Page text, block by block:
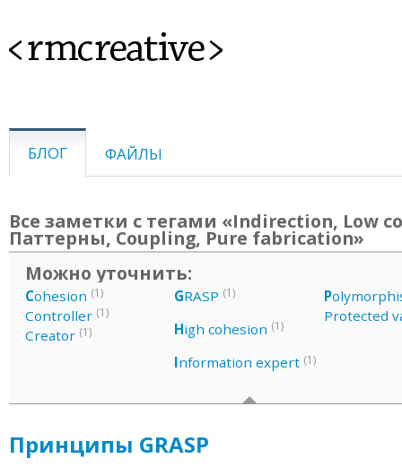
<rmcreative>
БЛОГ ФАЙЛЫ
Все заметки с тегами «Indirection, Low
Паттерны, Coupling, Pure fabrication»
Можно уточнить:
Cohesion (1)
Controller (1)
Creator (1)
GRASP (1)
High cohesion (1)
Information expert (1)
P
Protected
Принципы GRASP